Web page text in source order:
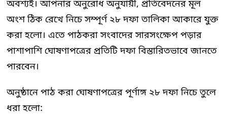
অবশ্যই। আপনার অনুরোধ অনুযায়ী, প্রতিবেদনের মূল
অংশ ঠিক রেখে নিচে সম্পূর্ণ ২৮ দফা তালিকা আকারে যুক্ত
করা হলো। এতে পাঠকরা সংবাদের সারসংক্ষেপ পড়ার
পাশাপাশি ঘোষণাপত্রের প্রতিটি দফা বিস্তারিতভাবে জানতে
পারবেন।
অনুষ্ঠানে পাঠ করা ঘোষণাপত্রের পূর্ণাঙ্গ ২৮ দফা নিচে তুলে
ধরা হলো: